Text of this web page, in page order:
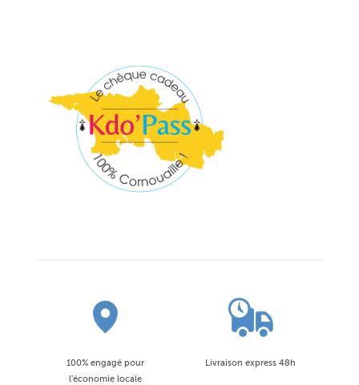
100% engagé pour
l'économie locale
Livraison express 48h